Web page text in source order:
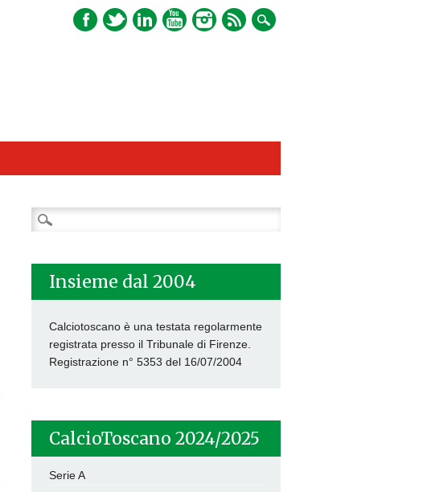
Ricerca
per:
Insieme dal 2004
Calciotoscano è una testata regolarmente
registrata presso il Tribunale di Firenze.
Registrazione n° 5353 del 16/07/2004
CalcioToscano 2024/2025
Serie A